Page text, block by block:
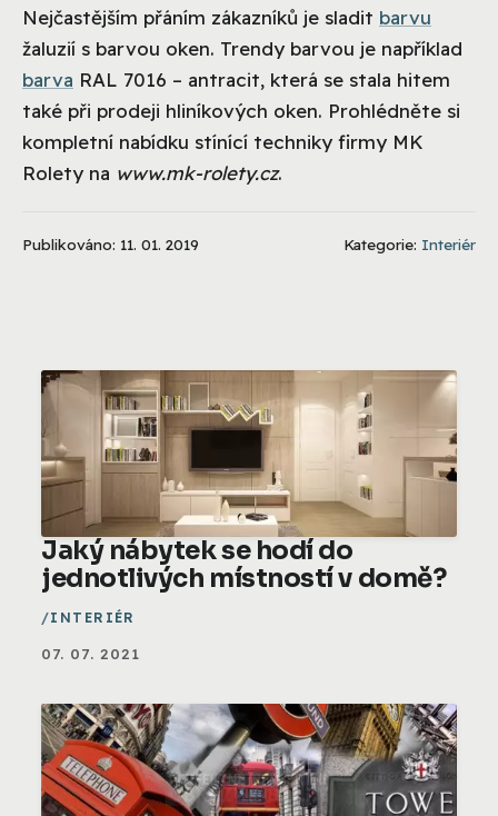
Nejčastějším přáním zákazníků je sladit barvu
žaluzií s barvou oken. Trendy barvou je například
barva RAL 7016 – antracit, která se stala hitem
také při prodeji hliníkových oken. Prohlédněte si
kompletní nabídku stínící techniky firmy MK
Rolety na www.mk-rolety.cz.
Publikováno: 11. 01. 2019 Kategorie: Interiér
Jaký nábytek se hodí do
jednotlivých místností v domě?
INTERIÉR
07. 07. 2021